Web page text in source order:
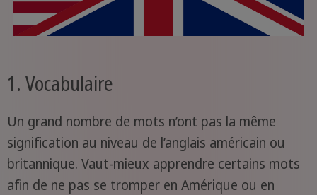
1. Vocabulaire
Un grand nombre de mots n’ont pas la même
signification au niveau de l’anglais américain ou
britannique. Vaut-mieux apprendre certains mots
afin de ne pas se tromper en Amérique ou en